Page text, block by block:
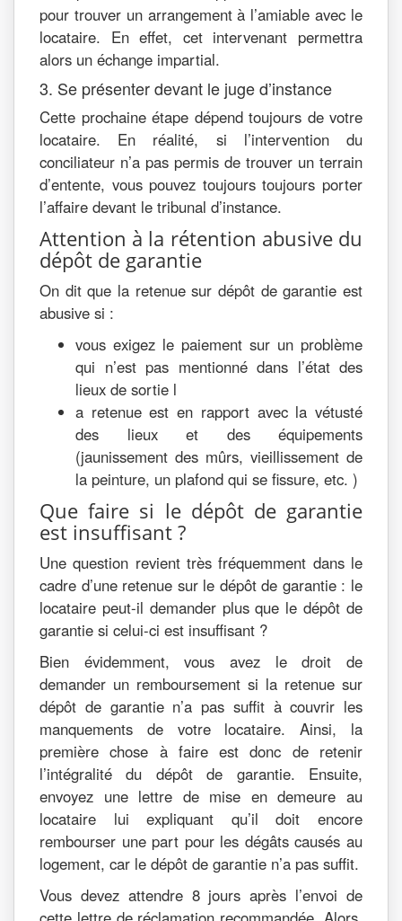
pour trouver un arrangement à l’amiable avec le
locataire. En effet, cet intervenant permettra
alors un échange impartial.
3. Se présenter devant le juge d’instance
Cette prochaine étape dépend toujours de votre
locataire. En réalité, si l’intervention du
conciliateur n’a pas permis de trouver un terrain
d’entente, vous pouvez toujours toujours porter
l’affaire devant le tribunal d’instance.
Attention à la rétention abusive du
dépôt de garantie
On dit que la retenue sur dépôt de garantie est
abusive si :
vous exigez le paiement sur un problème
qui n’est pas mentionné dans l’état des
lieux de sortie l
a retenue est en rapport avec la vétusté
des lieux et des équipements
(jaunissement des mûrs, vieillissement de
la peinture, un plafond qui se fissure, etc. )
Que faire si le dépôt de garantie
est insuffisant ?
Une question revient très fréquemment dans le
cadre d’une retenue sur le dépôt de garantie : le
locataire peut-il demander plus que le dépôt de
garantie si celui-ci est insuffisant ?
Bien évidemment, vous avez le droit de
demander un remboursement si la retenue sur
dépôt de garantie n’a pas suffit à couvrir les
manquements de votre locataire. Ainsi, la
première chose à faire est donc de retenir
l’intégralité du dépôt de garantie. Ensuite,
envoyez une lettre de mise en demeure au
locataire lui expliquant qu’il doit encore
rembourser une part pour les dégâts causés au
logement, car le dépôt de garantie n’a pas suffit.
Vous devez attendre 8 jours après l’envoi de